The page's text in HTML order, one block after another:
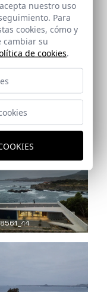
nuestro uso
Para
cookies, cómo y
cambiar su
de cookies.